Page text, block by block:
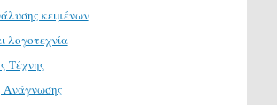
κειμένων
λογοτεχνία
Τέχνης
Ανάγνωσης